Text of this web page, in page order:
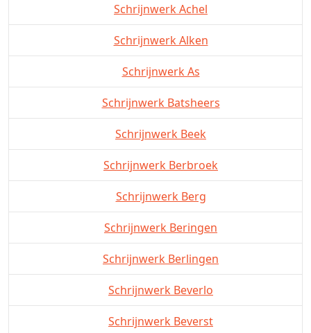
Schrijnwerk Achel
Schrijnwerk Alken
Schrijnwerk As
Schrijnwerk Batsheers
Schrijnwerk Beek
Schrijnwerk Berbroek
Schrijnwerk Berg
Schrijnwerk Beringen
Schrijnwerk Berlingen
Schrijnwerk Beverlo
Schrijnwerk Beverst